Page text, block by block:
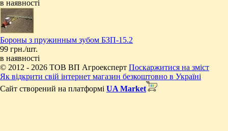
в наявності
Бороны з пружинным зубом БЗП-15.2
99 грн./шт.
в наявності
© 2012 - 2026 ТОВ ВП Агроексперт Поскаржитися на зміст
Як відкрити свій інтернет магазин безкоштовно в Україні
Сайт створений на платформі UA Market